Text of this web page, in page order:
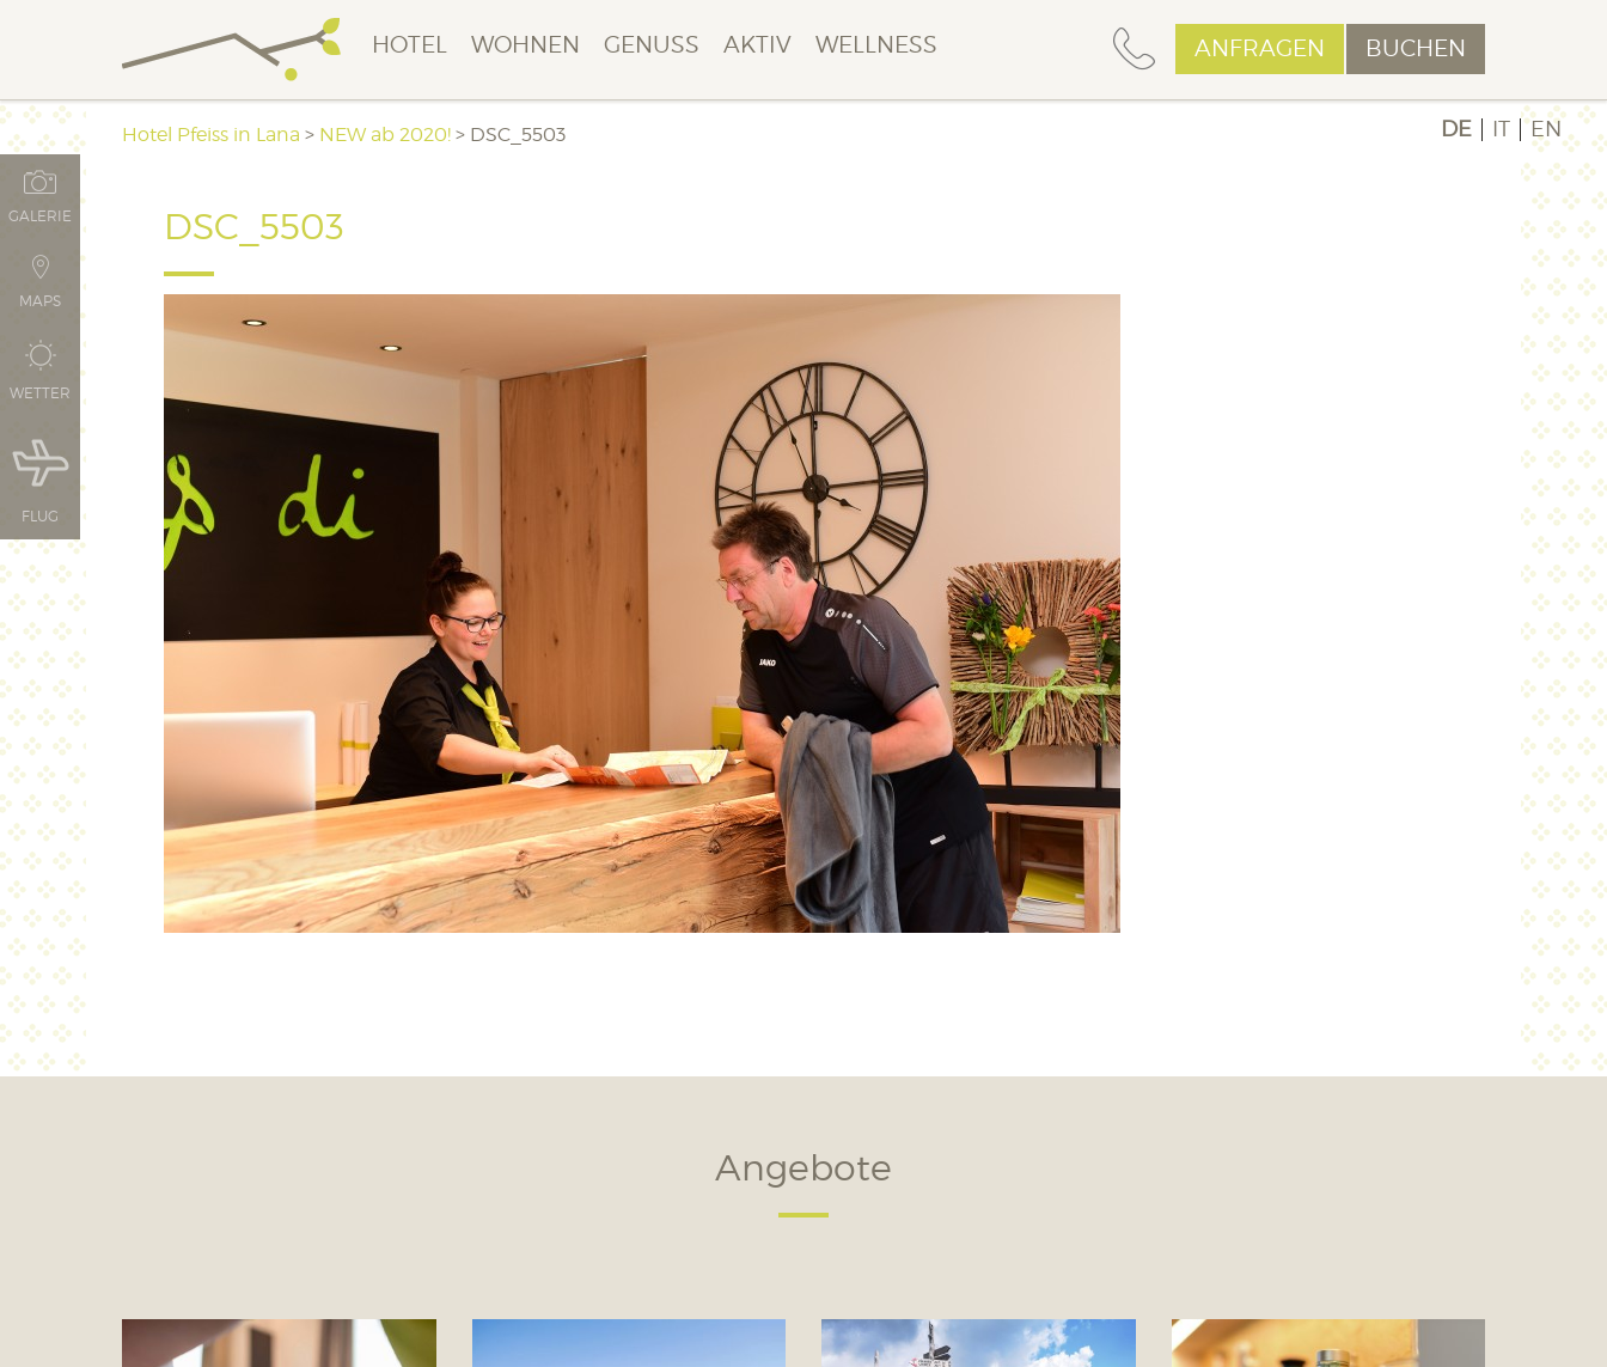
HOTEL WOHNEN GENUSS AKTIV WELLNESS ANFRAGEN BUCHEN
DE IT EN
Hotel Pfeiss in Lana > NEW ab 2020! > DSC_5503
DSC_5503
Angebote
GALERIE
MAPS
WETTER
FLUG